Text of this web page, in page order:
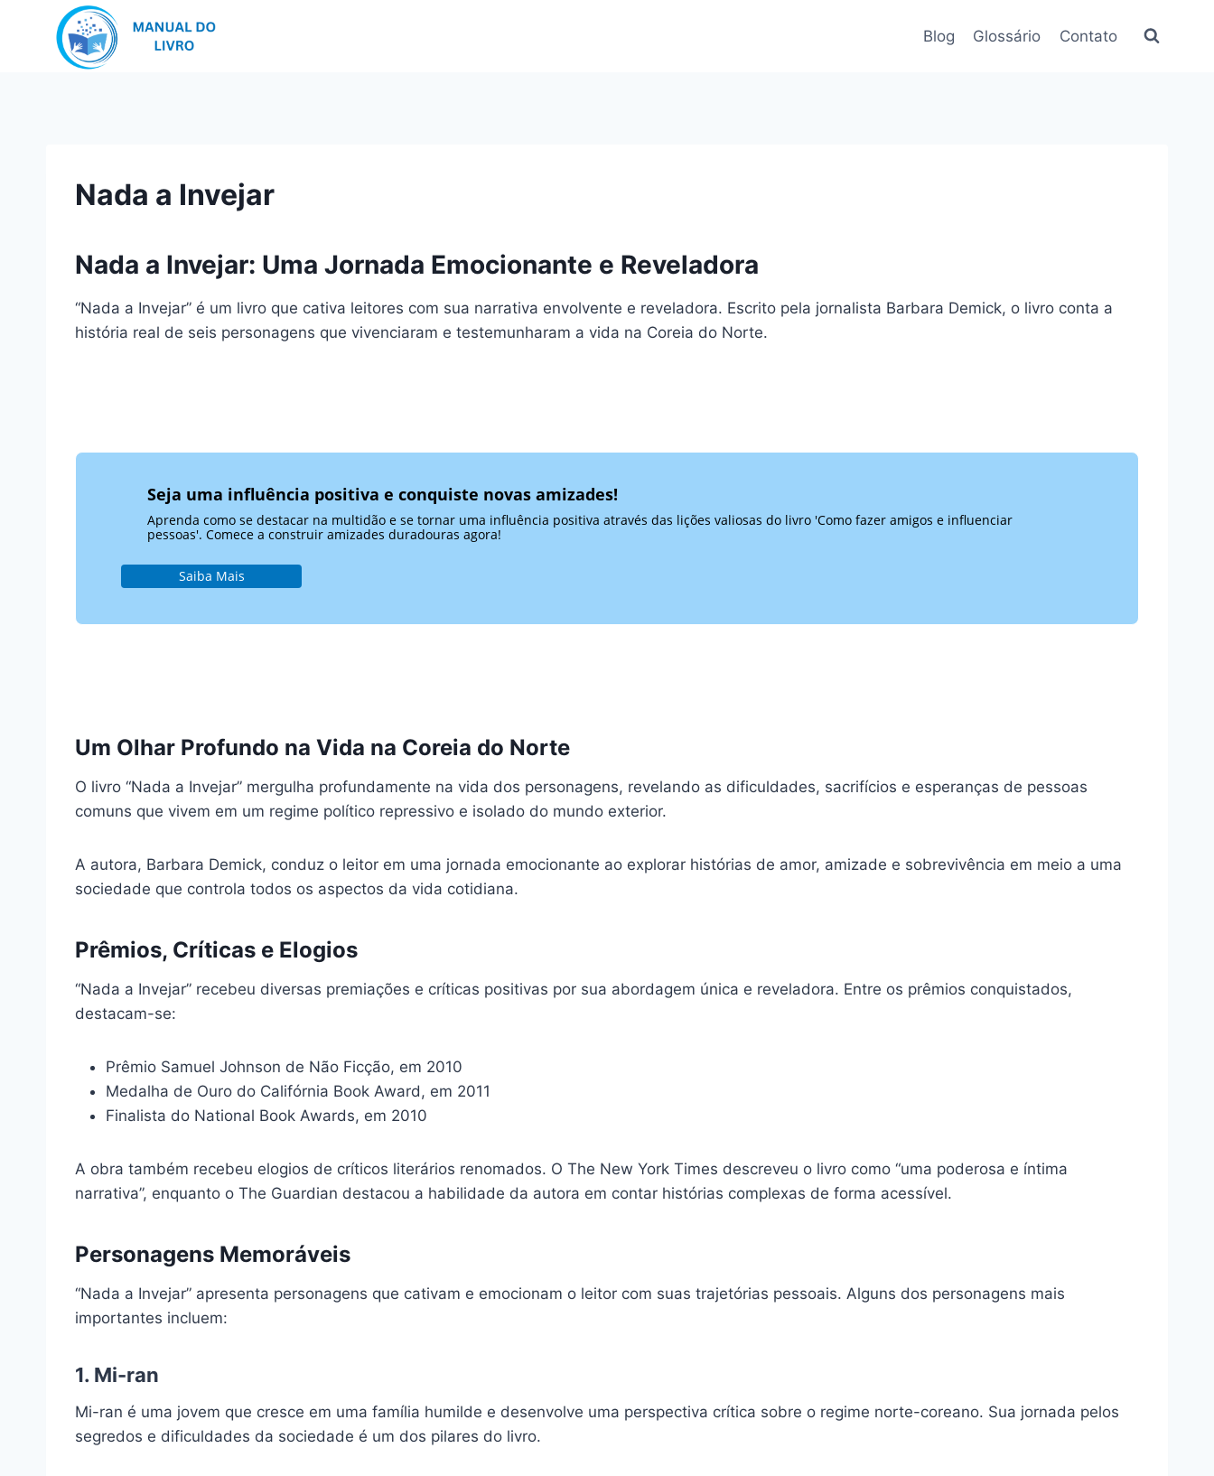
Blog Glossário Contato
Nada a Invejar
Nada a Invejar: Uma Jornada Emocionante e Reveladora
“Nada a Invejar” é um livro que cativa leitores com sua narrativa envolvente e reveladora. Escrito pela jornalista Barbara Demick, o livro conta a
história real de seis personagens que vivenciaram e testemunharam a vida na Coreia do Norte.
Seja uma influência positiva e conquiste novas amizades!
Aprenda como se destacar na multidão e se tornar uma influência positiva através das lições valiosas do livro 'Como fazer amigos e influenciar
pessoas'. Comece a construir amizades duradouras agora!
Saiba Mais
Um Olhar Profundo na Vida na Coreia do Norte
O livro “Nada a Invejar” mergulha profundamente na vida dos personagens, revelando as dificuldades, sacrifícios e esperanças de pessoas
comuns que vivem em um regime político repressivo e isolado do mundo exterior.
A autora, Barbara Demick, conduz o leitor em uma jornada emocionante ao explorar histórias de amor, amizade e sobrevivência em meio a uma
sociedade que controla todos os aspectos da vida cotidiana.
Prêmios, Críticas e Elogios
“Nada a Invejar” recebeu diversas premiações e críticas positivas por sua abordagem única e reveladora. Entre os prêmios conquistados,
destacam-se:
Prêmio Samuel Johnson de Não Ficção, em 2010
Medalha de Ouro do Califórnia Book Award, em 2011
Finalista do National Book Awards, em 2010
A obra também recebeu elogios de críticos literários renomados. O The New York Times descreveu o livro como “uma poderosa e íntima
narrativa”, enquanto o The Guardian destacou a habilidade da autora em contar histórias complexas de forma acessível.
Personagens Memoráveis
“Nada a Invejar” apresenta personagens que cativam e emocionam o leitor com suas trajetórias pessoais. Alguns dos personagens mais
importantes incluem:
1. Mi-ran
Mi-ran é uma jovem que cresce em uma família humilde e desenvolve uma perspectiva crítica sobre o regime norte-coreano. Sua jornada pelos
segredos e dificuldades da sociedade é um dos pilares do livro.